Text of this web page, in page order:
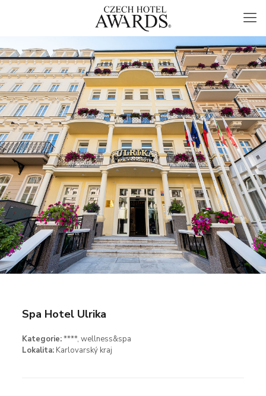
Spa Hotel Ulrika
Kategorie:****, wellness&spa
Lokalita:Karlovarský kraj